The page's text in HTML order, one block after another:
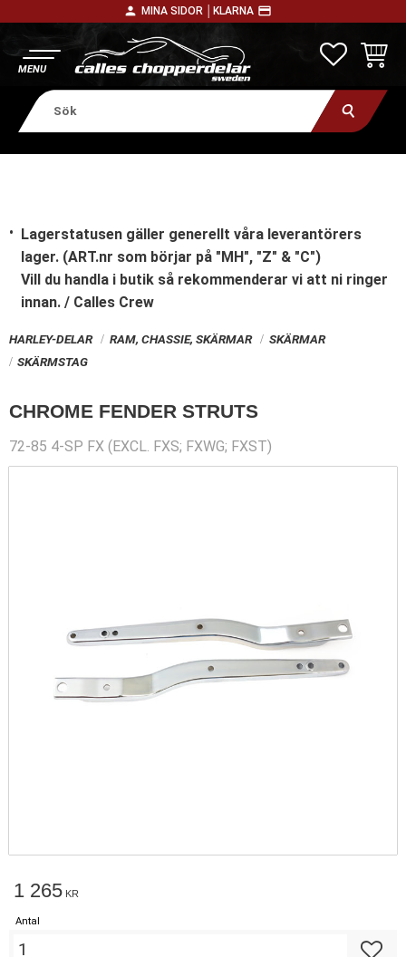
person MINA SIDOR │ KLARNA payment
Lagerstatusen gäller generellt våra leverantörers
lager. (ART.nr som börjar på "MH", "Z" & "C")
Vill du handla i butik så rekommenderar vi att ni ringer
innan. / Calles Crew
HARLEY-DELAR RAM, CHASSIE, SKÄRMAR
SKÄRMAR
SKÄRMSTAG
CHROME FENDER STRUTS
72-85 4-SP FX (EXCL. FXS; FXWG; FXST)
1 265 KR
Antal